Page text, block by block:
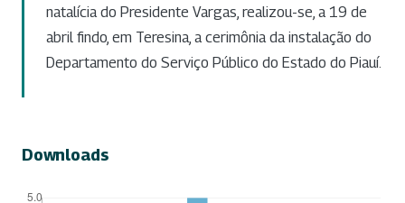
natalícia do Presidente Vargas, realizou-se, a 19 de
abril findo, em Teresina, a cerimônia da instalação do
Departamento do Serviço Público do Estado do Piauí.
Downloads